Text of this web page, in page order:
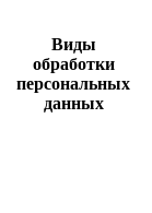
Виды
обработки
персональных
данных